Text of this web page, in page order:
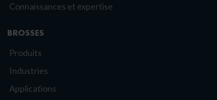
Connaissances et expertise
BROSSES
Produits
Industries
Applications